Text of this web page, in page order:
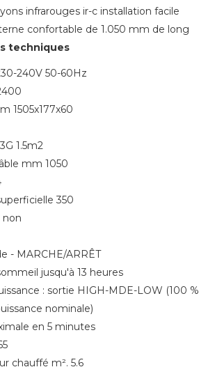
infrarouges ir-c installation facile
confortable de 1.050 mm de long
techniques
240V 50-60Hz
1505x177x60
1.5m2
mm 1050
350
non
- MARCHE/ARRÊT
jusqu'à 13 heures
: sortie HIGH-MDE-LOW (100 %
nominale)
en 5 minutes
chauffé m². 5.6